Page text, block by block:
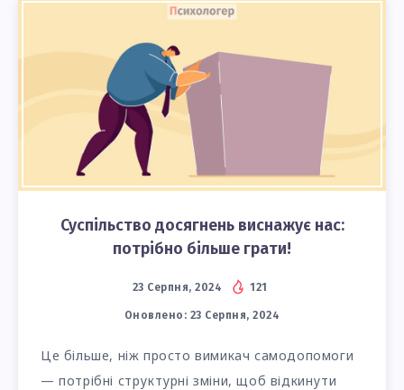
Суспільство досягнень виснажує нас:
потрібно більше грати!
23 Серпня, 2024 121
Оновлено: 23 Серпня, 2024
Це більше, ніж просто вимикач самодопомоги
— потрібні структурні зміни, щоб відкинути